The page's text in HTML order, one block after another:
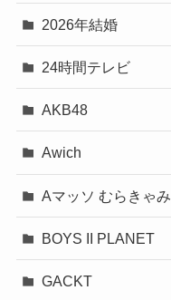
2026年結婚
24時間テレビ
AKB48
Awich
Aマッソ むらきゃみ
BOYS II PLANET
GACKT